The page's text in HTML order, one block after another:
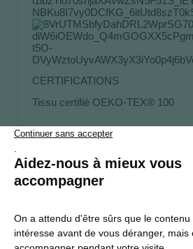
CERTIFICATIONS
Tissu certifié OEKO-TEX® 100
Je souhaite m'inscrire à la